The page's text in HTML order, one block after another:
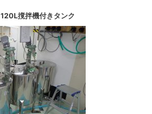
120L撹拌機付きタンク